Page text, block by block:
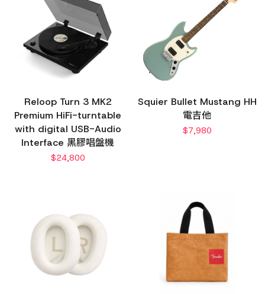
Reloop Turn 3 MK2
Premium HiFi-turntable
with digital USB-Audio
Interface 黑膠唱盤機
$24,800
Squier Bullet Mustang HH
電吉他
$7,980